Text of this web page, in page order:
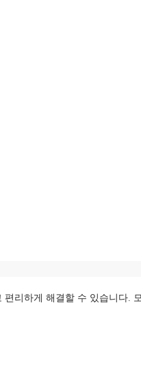
리하게 해결할 수 있습니다.